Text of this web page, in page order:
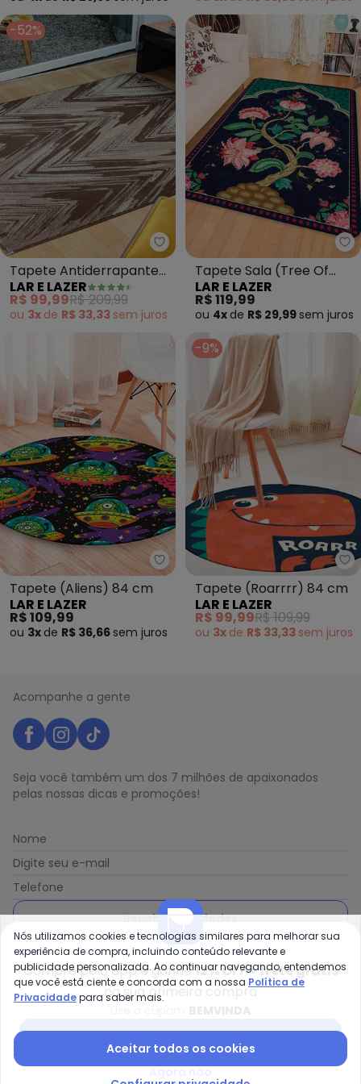
-52%
Lar e Lazer - Tapete
Tapete Antiderrapante
(Tabaco) 100x150 cm
LAR E LAZER
R$ 99,99R$ 209,99
ou 3x de R$ 33,33 sem juros
Tapete Sala (Tree Of
Life) 100x140 cm
LAR E LAZER
R$ 119,99
ou 4x de R$ 29,99 sem juros
Lar e Lazer - Tapete (Aliens)
Tapete (Aliens) 84 cm
LAR E LAZER
R$ 109,99
ou 3x de R$ 36,66 sem juros
-9%
Tapete (Roarrrr) 84 cm
LAR E LAZER
R$ 99,99R$ 109,99
ou 3x de R$ 33,33 sem juros
Acompanhe a gente
Seja você também um dos 7 milhões de apaixonados
pelas nossas dicas e promoções!
Nome
Digite seu e-mail
Telefone
Receber novidades
Ao enviar o cadastro, você concorda com a nossa
de Privacidade
Posthaus é uma marca da Posthaus Ltda / CNPJ:
80.462.138/0001-41
Compre pelo app e ganhe12% OFF + frete grátis
na sua primeira compra
Nós utilizamos cookies e tecnologias similares para melhorar sua
experiência de compra, incluindo conteúdo relevante e
publicidade personalizada. Ao continuar navegando, entendemos
que você está ciente e concorda com a nossa Política de
Privacidadepara saber mais.
Aceitar todos os cookies